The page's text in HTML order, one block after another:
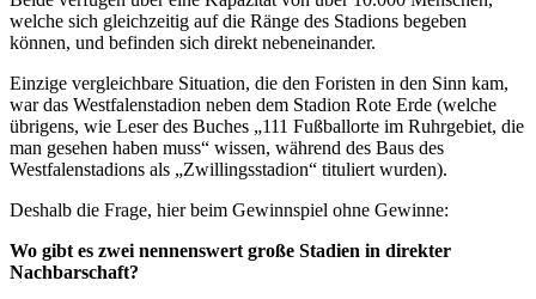
welche sich gleichzeitig auf die Ränge des Stadions begeben
können, und befinden sich direkt nebeneinander.
Einzige vergleichbare Situation, die den Foristen in den Sinn kam,
war das Westfalenstadion neben dem Stadion Rote Erde (welche
übrigens, wie Leser des Buches „111 Fußballorte im Ruhrgebiet, die
man gesehen haben muss“ wissen, während des Baus des
Westfalenstadions als „Zwillingsstadion“ tituliert wurden).
Deshalb die Frage, hier beim Gewinnspiel ohne Gewinne:
Wo gibt es zwei nennenswert große Stadien in direkter
Nachbarschaft?